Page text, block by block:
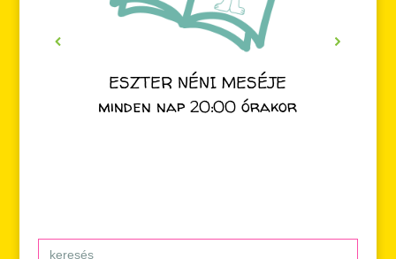
ESZTER NÉNI MESÉJE
minden nap 20:00 órakor
Search
for: